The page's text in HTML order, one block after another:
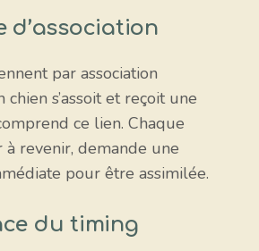
d’association
par association
s’assoit et reçoit une
ce lien. Chaque
à revenir, demande une
pour être assimilée.
du timing